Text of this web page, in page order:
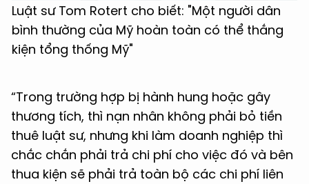
Luật sư Tom Rotert cho biết: "Một người dân
bình thường của Mỹ hoàn toàn có thể thắng
kiện tổng thống Mỹ"
“Trong trường hợp bị hành hung hoặc gây
thương tích, thì nạn nhân không phải bỏ tiền
thuê luật sư, nhưng khi làm doanh nghiệp thì
chắc chắn phải trả chi phí cho việc đó và bên
thua kiện sẽ phải trả toàn bộ các chi phí liên